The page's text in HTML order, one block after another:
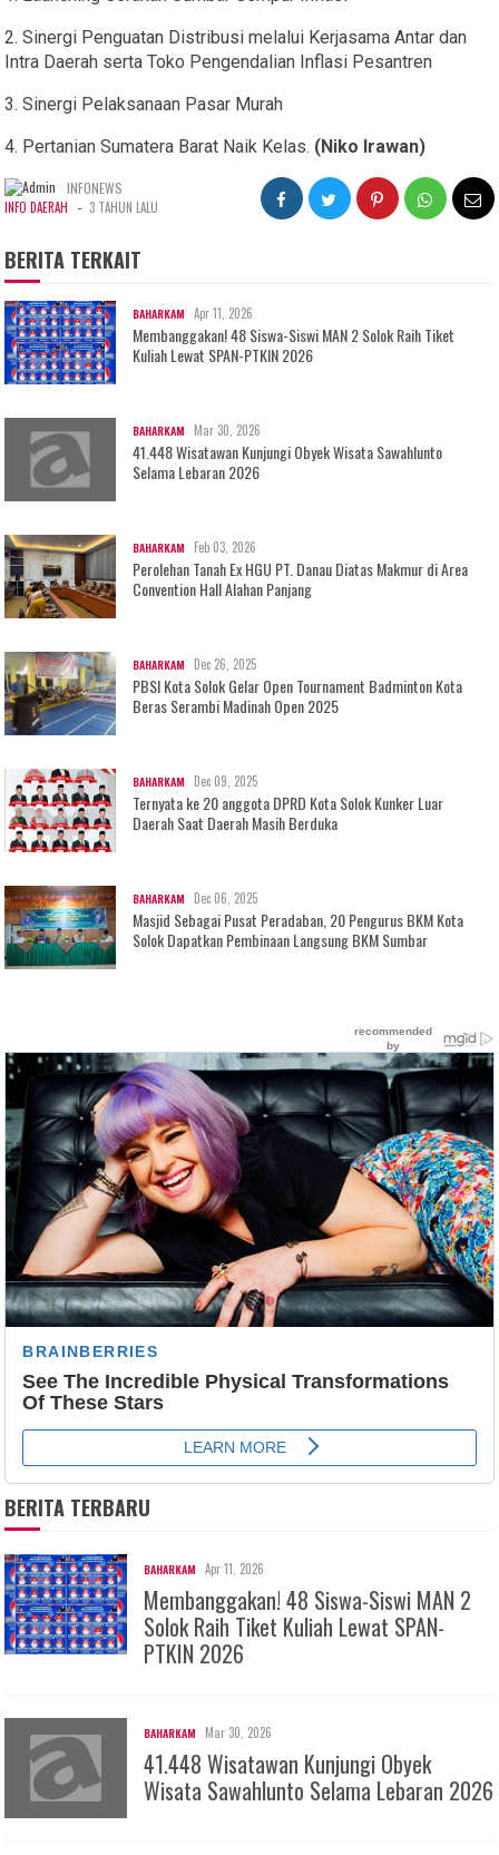
2. Sinergi Penguatan Distribusi melalui Kerjasama Antar dan
Intra Daerah serta Toko Pengendalian Inflasi Pesantren
3. Sinergi Pelaksanaan Pasar Murah
4. Pertanian Sumatera Barat Naik Kelas. (Niko Irawan)
INFONEWS
INFO DAERAH - 3 TAHUN LALU
BERITA TERKAIT
BAHARKAM Apr 11, 2026
Membanggakan! 48 Siswa-Siswi MAN 2 Solok Raih Tiket
Kuliah Lewat SPAN-PTKIN 2026
BAHARKAM Mar 30, 2026
41.448 Wisatawan Kunjungi Obyek Wisata Sawahlunto
Selama Lebaran 2026
BAHARKAM Feb 03, 2026
Perolehan Tanah Ex HGU PT. Danau Diatas Makmur di Area
Convention Hall Alahan Panjang
BAHARKAM Dec 26, 2025
PBSI Kota Solok Gelar Open Tournament Badminton Kota
Beras Serambi Madinah Open 2025
BAHARKAM Dec 09, 2025
Ternyata ke 20 anggota DPRD Kota Solok Kunker Luar
Daerah Saat Daerah Masih Berduka
BAHARKAM Dec 06, 2025
Masjid Sebagai Pusat Peradaban, 20 Pengurus BKM Kota
Solok Dapatkan Pembinaan Langsung BKM Sumbar
BERITA TERBARU
BAHARKAM Apr 11, 2026
Membanggakan! 48 Siswa-Siswi MAN 2
Solok Raih Tiket Kuliah Lewat SPAN-
PTKIN 2026
BAHARKAM Mar 30, 2026
41.448 Wisatawan Kunjungi Obyek
Wisata Sawahlunto Selama Lebaran 2026